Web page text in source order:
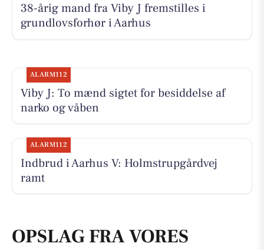
38-årig mand fra Viby J fremstilles i
grundlovsforhør i Aarhus
ALARM112
Viby J: To mænd sigtet for besiddelse af
narko og våben
ALARM112
Indbrud i Aarhus V: Holmstrupgårdvej
ramt
OPSLAG FRA VORES